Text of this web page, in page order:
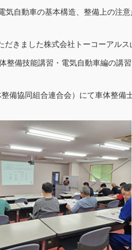
自動車の基本構造、整備上の注
きました株式会社トーコーアル
備技能講習・電気自動車編の講
備協同組合連合会）にて車体整備